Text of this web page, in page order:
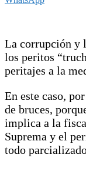
La corrupción y
los peritos
peritajes a la
En este caso,
de bruces,
implica a la
Suprema y el
todo